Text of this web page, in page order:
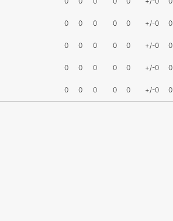
0 0 0 0 0 +/-0 0
0 0 0 0 0 +/-0 0
0 0 0 0 0 +/-0 0
0 0 0 0 0 +/-0 0